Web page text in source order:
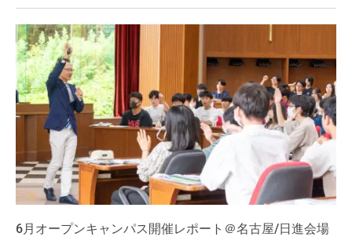
6月オープンキャンパス開催レポート＠名古屋/日進会場